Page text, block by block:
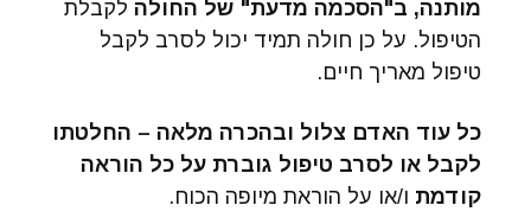
מותנה, ב"הסכמה מדעת" של החולה לקבלת
הטיפול. על כן חולה תמיד יכול לסרב לקבל
טיפול מאריך חיים.
כל עוד האדם צלול ובהכרה מלאה – החלטתו
לקבל או לסרב טיפול גוברת על כל הוראה
קודמת ו/או על הוראת מיופה הכוח.